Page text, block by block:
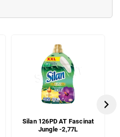
Silan 126PD AT Fascinat
Jungle -2,77L
Next